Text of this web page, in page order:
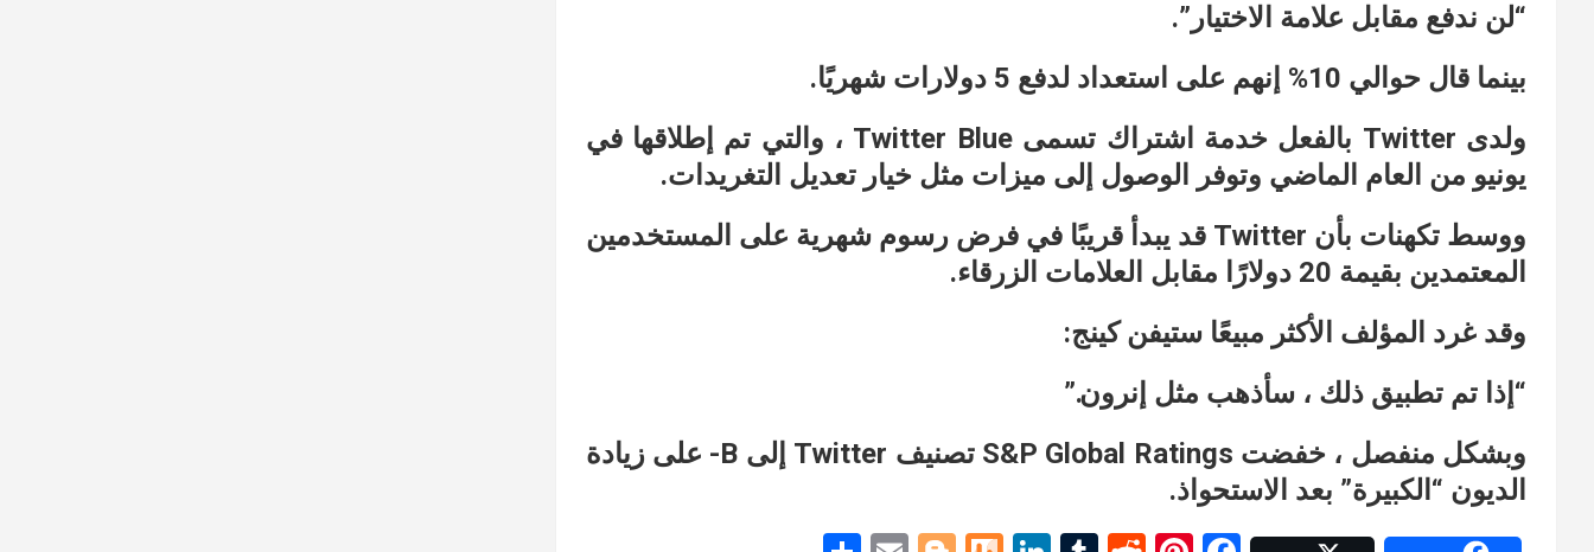
“لن ندفع مقابل علامة الاختيار”.
بينما قال حوالي 10% إنهم على استعداد لدفع 5 دولارات شهريًا.
ولدى Twitter بالفعل خدمة اشتراك تسمى Twitter Blue ، والتي تم إطلاقها في
يونيو من العام الماضي وتوفر الوصول إلى ميزات مثل خيار تعديل التغريدات.
ووسط تكهنات بأن Twitter قد يبدأ قريبًا في فرض رسوم شهرية على المستخدمين
المعتمدين بقيمة 20 دولارًا مقابل العلامات الزرقاء.
وقد غرد المؤلف الأكثر مبيعًا ستيفن كينج:
“إذا تم تطبيق ذلك ، سأذهب مثل إنرون.”
وبشكل منفصل ، خفضت S&P Global Ratings تصنيف Twitter إلى B- على زيادة
الديون “الكبيرة” بعد الاستحواذ.